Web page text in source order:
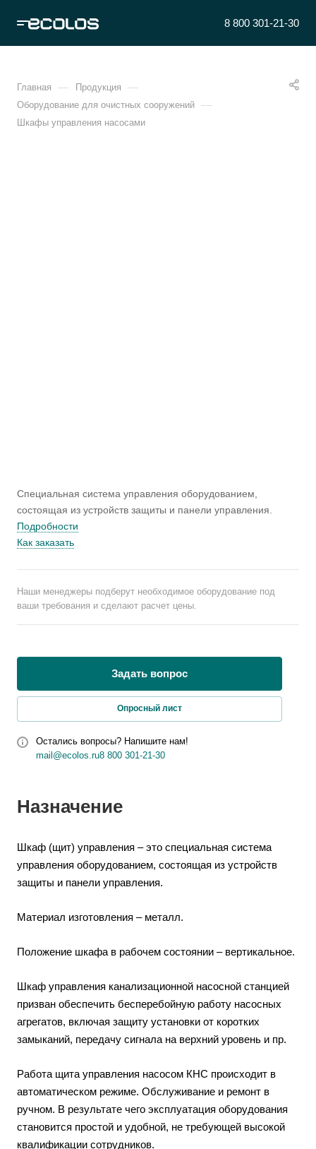
8 800 301-21-30
Главная — Продукция —
Оборудование для очистных сооружений —
Шкафы управления насосами
Специальная система управления оборудованием,
состоящая из устройств защиты и панели управления.
Подробности
Как заказать
Наши менеджеры подберут необходимое оборудование под
ваши требования и сделают расчет цены.
Задать вопрос
Опросный лист
Остались вопросы? Напишите нам!
mail@ecolos.ru8 800 301-21-30
Назначение
Шкаф (щит) управления – это специальная система
управления оборудованием, состоящая из устройств
защиты и панели управления.
Материал изготовления – металл.
Положение шкафа в рабочем состоянии – вертикальное.
Шкаф управления канализационной насосной станцией
призван обеспечить бесперебойную работу насосных
агрегатов, включая защиту установки от коротких
замыканий, передачу сигнала на верхний уровень и пр.
Работа щита управления насосом КНС происходит в
автоматическом режиме. Обслуживание и ремонт в
ручном. В результате чего эксплуатация оборудования
становится простой и удобной, не требующей высокой
квалификации сотрудников.